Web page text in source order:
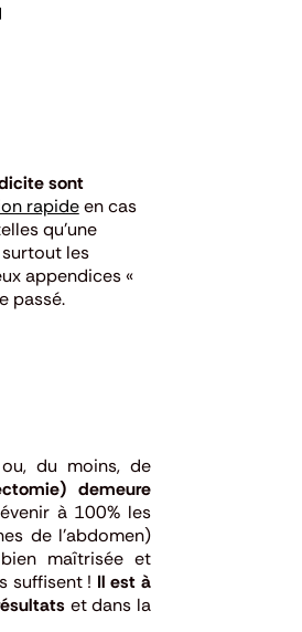
sont
rapideen cas
qu’une
les
appendices «
passé.
du moins, de
demeure
à 100% les
de l’abdomen)
bien maîtrisée et
suffisent ! Il est à
et dans la